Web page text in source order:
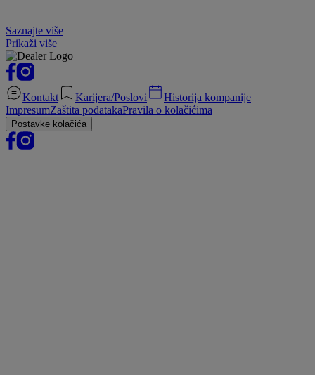
Saznajte više
Prikaži više
Kontakt Karijera/Poslovi
Historija kompanije
ImpresumZaštita podatakaPravila o kolačićima
Postavke kolačića